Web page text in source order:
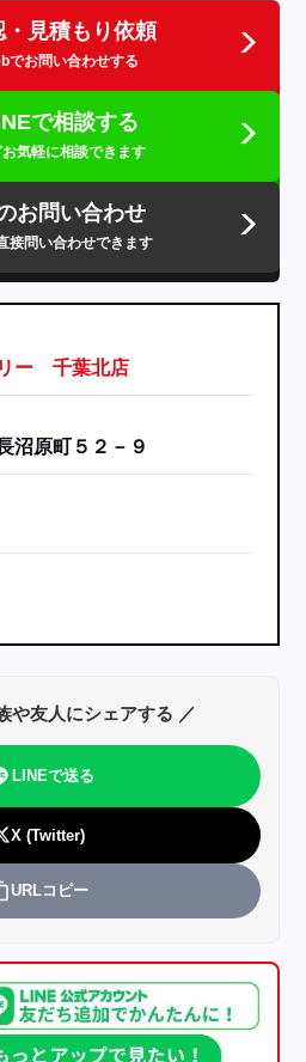
・見積もり依頼
でお問い合わせする
で相談する
気軽に相談できます
お問い合わせ
接問い合わせできます
リー 千葉北店
沼原町５２－９
や友人にシェアする ／
LINEで送る
X (Twitter)
URLコピー